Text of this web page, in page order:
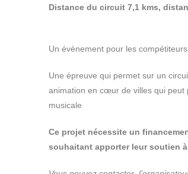
Distance du circuit 7,1 kms,
Un évènement pour les compétiteurs
Une épreuve qui permet sur un
animation en cœur de villes qui peut
musicale
Ce projet nécessite un
souhaitant apporter leur soutien